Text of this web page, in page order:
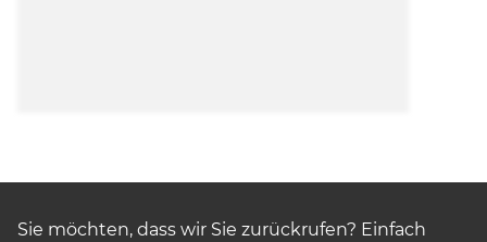
Sie möchten, dass wir Sie zurückrufen? Einfach